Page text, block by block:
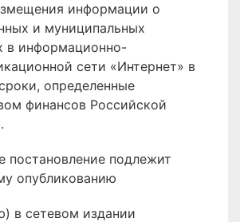
информации о
и муниципальных
в информационно-
сети «Интернет» в
определенные
финансов Российской
постановление подлежит
опубликованию
в сетевом издании